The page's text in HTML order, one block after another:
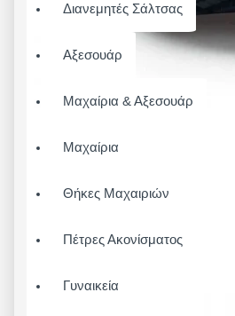
Διανεμητές Σάλτσας
Αξεσουάρ
Μαχαίρια & Αξεσουάρ
Μαχαίρια
Θήκες Μαχαιριών
Πέτρες Ακονίσματος
Γυναικεία